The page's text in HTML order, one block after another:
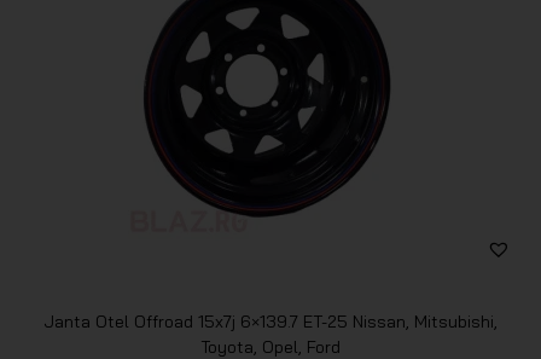
Janta Otel Offroad 15x7j 6×139.7 ET-25 Nissan, Mitsubishi,
Toyota, Opel, Ford